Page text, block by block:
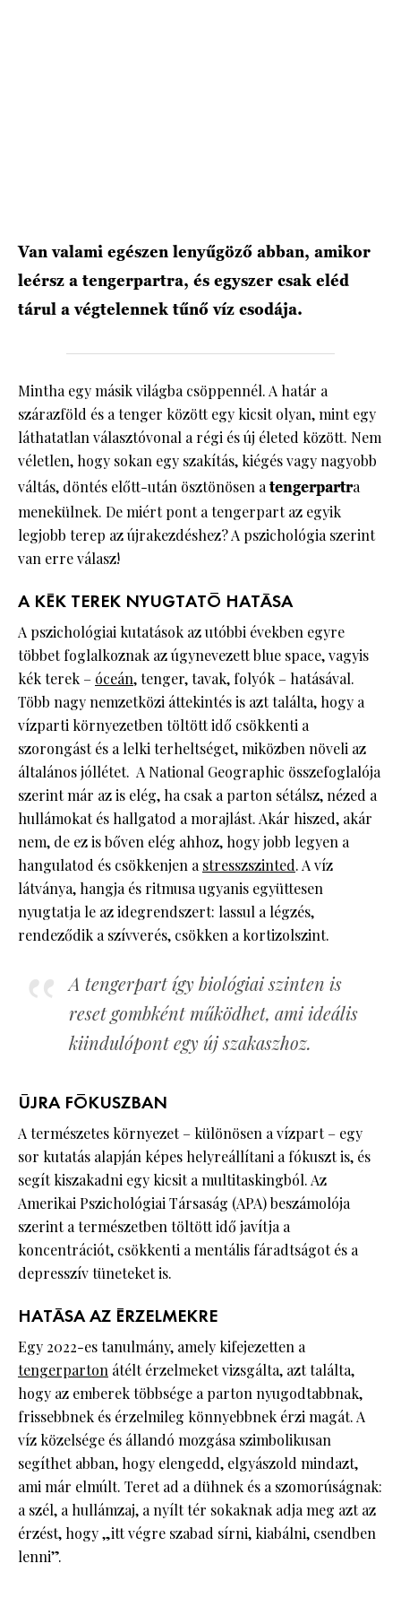
Van valami egészen lenyűgöző abban, amikor
leérsz a tengerpartra, és egyszer csak eléd
tárul a végtelennek tűnő víz csodája.
Mintha egy másik világba csöppennél. A határ a
szárazföld és a tenger között egy kicsit olyan, mint egy
láthatatlan választóvonal a régi és új életed között. Nem
véletlen, hogy sokan egy szakítás, kiégés vagy nagyobb
váltás, döntés előtt-után ösztönösen atengerpartra
menekülnek. De miért pont a tengerpart az egyik
legjobb terep az újrakezdéshez? A pszichológia szerint
van erre válasz!
A KÉK TEREK NYUGTATÓ HATÁSA
A pszichológiai kutatások az utóbbi években egyre
többet foglalkoznak az úgynevezett blue space, vagyis
kék terek – óceán, tenger, tavak, folyók – hatásával.
Több nagy nemzetközi áttekintés is azt találta, hogy a
vízparti környezetben töltött idő csökkenti a
szorongást és a lelki terheltséget, miközben növeli az
általános jóllétet. A National Geographic összefoglalója
szerint már az is elég, ha csak a parton sétálsz, nézed a
hullámokat és hallgatod a morajlást. Akár hiszed, akár
nem, de ez is bőven elég ahhoz, hogy jobb legyen a
hangulatod és csökkenjen astresszszinted. A víz
látványa, hangja és ritmusa ugyanis együttesen
nyugtatja le az idegrendszert: lassul a légzés,
rendeződik a szívverés, csökken a kortizolszint.
A tengerpart így biológiai szinten is
reset gombként működhet, ami ideális
kiindulópont egy új szakaszhoz.
ÚJRA FÓKUSZBAN
A természetes környezet – különösen a vízpart – egy
sor kutatás alapján képes helyreállítani a fókuszt is, és
segít kiszakadni egy kicsit a multitaskingból. Az
Amerikai Pszichológiai Társaság (APA) beszámolója
szerint a természetben töltött idő javítja a
koncentrációt, csökkenti a mentális fáradtságot és a
depresszív tüneteket is.
HATÁSA AZ ÉRZELMEKRE
Egy 2022-es tanulmány, amely kifejezetten a
tengerparton átélt érzelmeket vizsgálta, azt találta,
hogy az emberek többsége a parton nyugodtabbnak,
frissebbnek és érzelmileg könnyebbnek érzi magát. A
víz közelsége és állandó mozgása szimbolikusan
segíthet abban, hogy elengedd, elgyászold mindazt,
ami már elmúlt. Teret ad a dühnek és a szomorúságnak:
a szél, a hullámzaj, a nyílt tér sokaknak adja meg azt az
érzést, hogy „itt végre szabad sírni, kiabálni, csendben
lenni”.